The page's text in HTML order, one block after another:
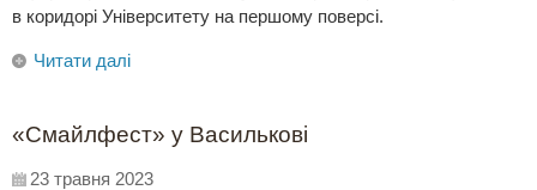
в коридорі Університету на першому поверсі.
Читати далі
«Смайлфест» у Василькові
23 травня 2023